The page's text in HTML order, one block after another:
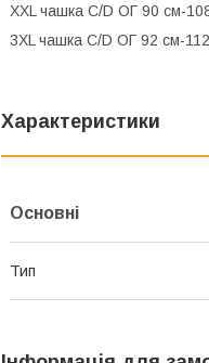
XXL чашка С/D ОГ 90 см-
3XL чашка С/D ОГ 92 см-
Характеристики
Основні
Тип